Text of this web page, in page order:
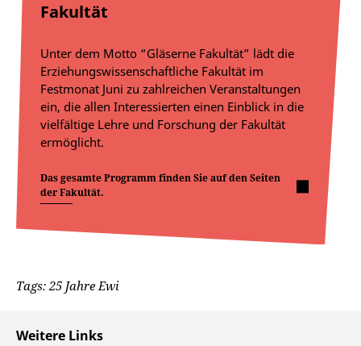
Fakultät
Unter dem Motto “Gläserne Fakultät” lädt die
Erziehungswissenschaftliche Fakultät im
Festmonat Juni zu zahlreichen Veranstaltungen
ein, die allen Interessierten einen Einblick in die
vielfältige Lehre und Forschung der Fakultät
ermöglicht.
Das gesamte Programm finden Sie auf den Seiten
der Fakultät.
Tags: 25 Jahre Ewi
Weitere Links